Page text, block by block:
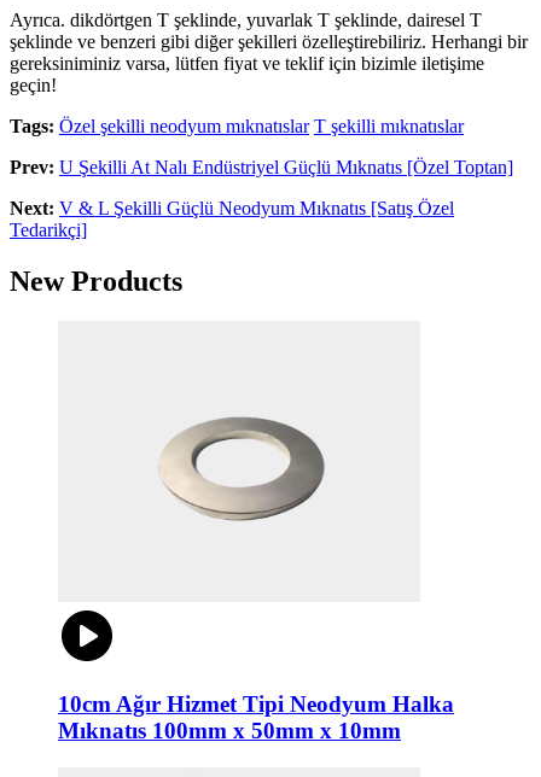
Ayrıca. dikdörtgen T şeklinde, yuvarlak T şeklinde, dairesel T
şeklinde ve benzeri gibi diğer şekilleri özelleştirebiliriz. Herhangi bir
gereksiniminiz varsa, lütfen fiyat ve teklif için bizimle iletişime
geçin!
Tags: Özel şekilli neodyum mıknatıslar T şekilli mıknatıslar
Prev: U Şekilli At Nalı Endüstriyel Güçlü Mıknatıs [Özel Toptan]
Next: V & L Şekilli Güçlü Neodyum Mıknatıs [Satış Özel
Tedarikçi]
New Products
10cm Ağır Hizmet Tipi Neodyum Halka
Mıknatıs 100mm x 50mm x 10mm